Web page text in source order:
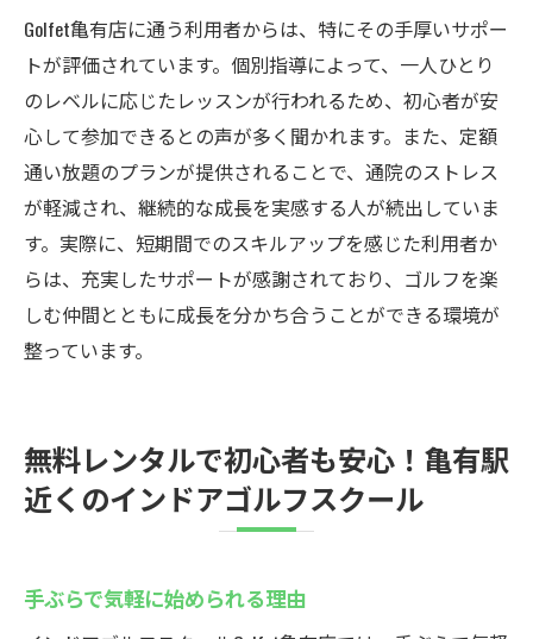
Golfet亀有店に通う利用者からは、特にその手厚いサポー
トが評価されています。個別指導によって、一人ひとり
のレベルに応じたレッスンが行われるため、初心者が安
心して参加できるとの声が多く聞かれます。また、定額
通い放題のプランが提供されることで、通院のストレス
が軽減され、継続的な成長を実感する人が続出していま
す。実際に、短期間でのスキルアップを感じた利用者か
らは、充実したサポートが感謝されており、ゴルフを楽
しむ仲間とともに成長を分かち合うことができる環境が
整っています。
無料レンタルで初心者も安心！亀有駅
近くのインドアゴルフスクール
手ぶらで気軽に始められる理由